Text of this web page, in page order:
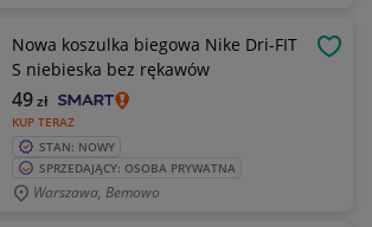
Nowa koszulka biegowa Nike Dri-FIT
S niebieska bez rękawów
KUP TERAZ
49zł
STAN: NOWY
SPRZEDAJĄCY: OSOBA PRYWATNA
Warszawa, Bemowo